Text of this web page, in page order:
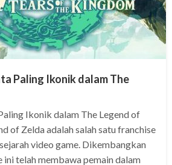
Paling Ikonik dalam The
Ikonik dalam The Legend of
of Zelda adalah salah satu franchise
video game. Dikembangkan
ini telah membawa pemain dalam